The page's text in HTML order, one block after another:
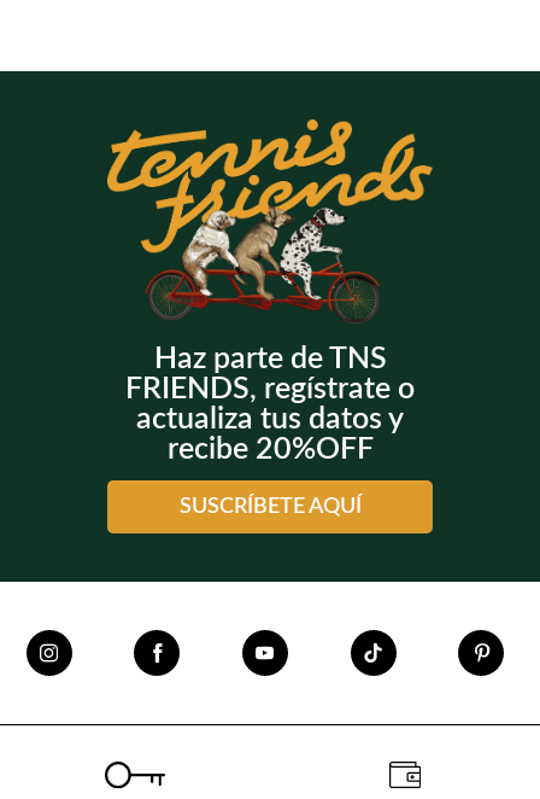
Haz parte de TNS
FRIENDS, regístrate o
actualiza tus datos y
recibe 20%OFF
SUSCRÍBETE AQUÍ